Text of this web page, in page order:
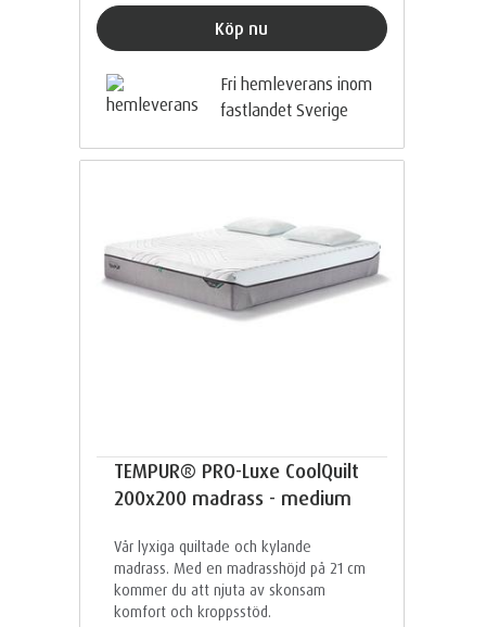
Köp nu
Fri hemleverans inom
fastlandet Sverige
TEMPUR® PRO-Luxe CoolQuilt
200x200 madrass - medium
Vår lyxiga quiltade och kylande
madrass. Med en madrasshöjd på 21 cm
kommer du att njuta av skonsam
komfort och kroppsstöd.